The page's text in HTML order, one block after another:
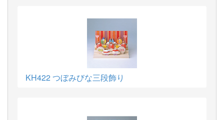
KH422 つぼみびな三段飾り